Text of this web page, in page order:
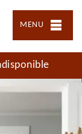
MENU